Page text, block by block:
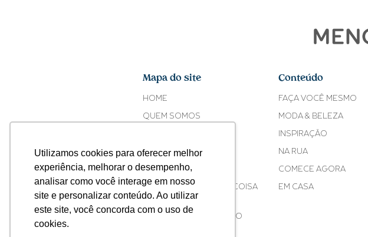
Utilizamos cookies para oferecer melhor
experiência, melhorar o desempenho,
analisar como você interage em nosso
site e personalizar conteúdo. Ao utilizar
este site, você concorda com o uso de
cookies.
Mapa do site
HOME
QUEM SOMOS
O COPO
ONDE ENCONTRAR
ACONTECEU ALGUMA COISA
COM O SEU COPO?
ATIVISMO CORPORATIVO
Conteúdo
FAÇA VOCÊ MESMO
MODA & BELEZA
INSPIRAÇÃO
NA RUA
COMECE AGORA
EM CASA